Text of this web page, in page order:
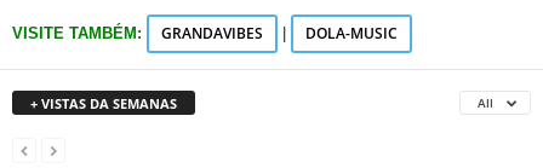
VISITE TAMBÉM: GRANDAVIBES DOLA-MUSIC
+ VISTAS DA SEMANAS All